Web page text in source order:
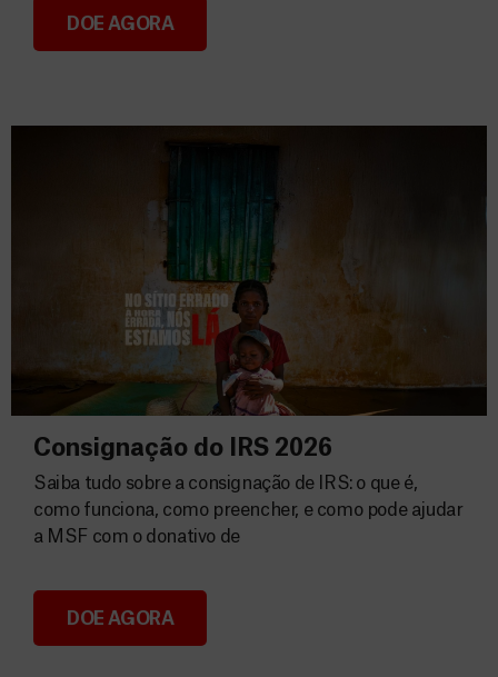
Donativos
DOE AGORA
Consignação do IRS 2026
Consignação do IRS 2026
Saiba tudo sobre a consignação de IRS: o que é,
como funciona, como preencher, e como pode ajudar
a MSF com o donativo de
DOE AGORA